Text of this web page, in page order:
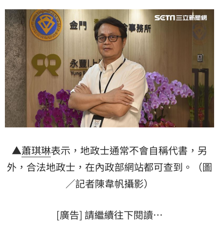
▲蕭琪琳表示，地政士通常不會自稱代書，另
外，合法地政士，在內政部網站都可查到。（圖
／記者陳韋帆攝影）
[廣告] 請繼續往下閱讀…